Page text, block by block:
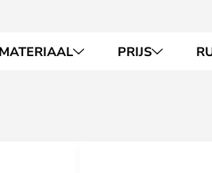
MATERIAAL PRIJS